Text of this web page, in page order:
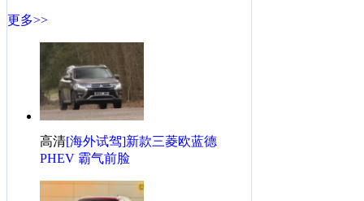
· 为高考准备 汉兰达等7座以上SUV降9.79万
· [长春]7座SUV轻松拥有 欧蓝德直降4.48万
·购广汽三菱新劲炫 六月推出新三选一政策
[嘉兴]三菱欧蓝德:最高降1.3万 仅限现车
三菱欧蓝德相关热帖
发生交通事故？别慌这几招搞定麻烦事！
更多>>
高清[海外试驾]新款三菱欧蓝德
PHEV 霸气前脸